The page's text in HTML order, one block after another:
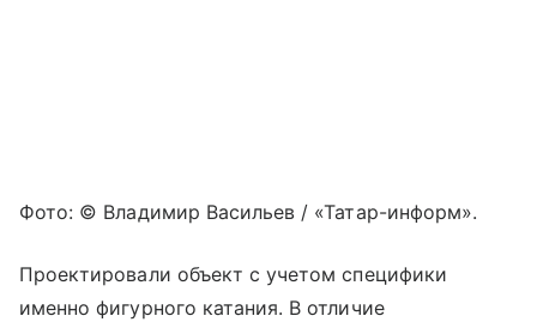
Фото: © Владимир Васильев / «Татар-информ».
Проектировали объект с учетом специфики
именно фигурного катания. В отличие